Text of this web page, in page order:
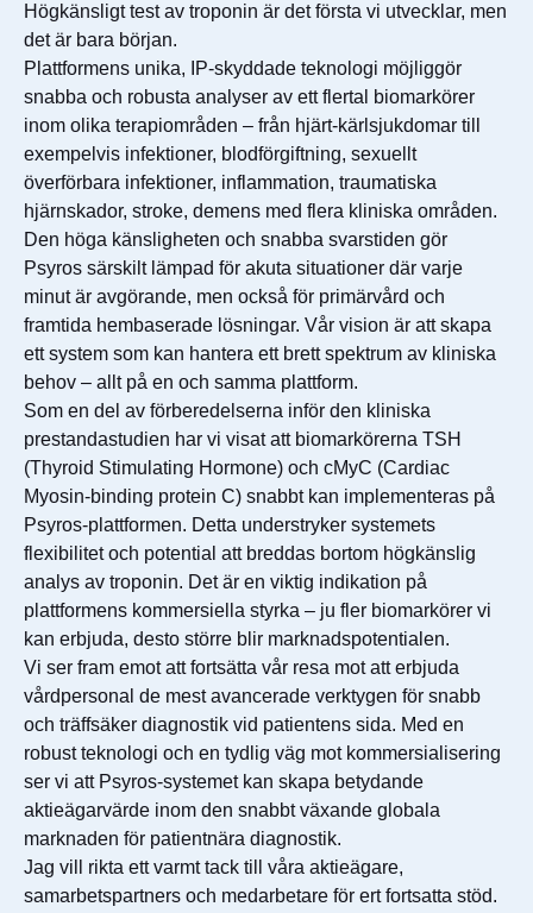
Högkänsligt test av troponin är det första vi utvecklar, men
det är bara början.
Plattformens unika, IP-skyddade teknologi möjliggör
snabba och robusta analyser av ett flertal biomarkörer
inom olika terapiområden – från hjärt-kärlsjukdomar till
exempelvis infektioner, blodförgiftning, sexuellt
överförbara infektioner, inflammation, traumatiska
hjärnskador, stroke, demens med flera kliniska områden.
Den höga känsligheten och snabba svarstiden gör
Psyros särskilt lämpad för akuta situationer där varje
minut är avgörande, men också för primärvård och
framtida hembaserade lösningar. Vår vision är att skapa
ett system som kan hantera ett brett spektrum av kliniska
behov – allt på en och samma plattform.
Som en del av förberedelserna inför den kliniska
prestandastudien har vi visat att biomarkörerna TSH
(Thyroid Stimulating Hormone) och cMyC (Cardiac
Myosin-binding protein C) snabbt kan implementeras på
Psyros-plattformen. Detta understryker systemets
flexibilitet och potential att breddas bortom högkänslig
analys av troponin. Det är en viktig indikation på
plattformens kommersiella styrka – ju fler biomarkörer vi
kan erbjuda, desto större blir marknadspotentialen.
Vi ser fram emot att fortsätta vår resa mot att erbjuda
vårdpersonal de mest avancerade verktygen för snabb
och träffsäker diagnostik vid patientens sida. Med en
robust teknologi och en tydlig väg mot kommersialisering
ser vi att Psyros-systemet kan skapa betydande
aktieägarvärde inom den snabbt växande globala
marknaden för patientnära diagnostik.
Jag vill rikta ett varmt tack till våra aktieägare,
samarbetspartners och medarbetare för ert fortsatta stöd.